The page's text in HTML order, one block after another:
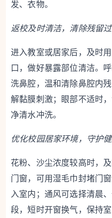
发、衣物。
返校及时清洁，清除残留
进入教室或居家后，及时
口，做好暴露部位清洁。
洗鼻腔，温和清除鼻腔内
解黏膜刺激；眼部不适时
净清水冲洗。
优化校园居家环境，守护
花粉、沙尘浓度较高时，
门窗，可用湿毛巾封堵门
入室内；通风可选择清晨
段，短时开窗换气，保持